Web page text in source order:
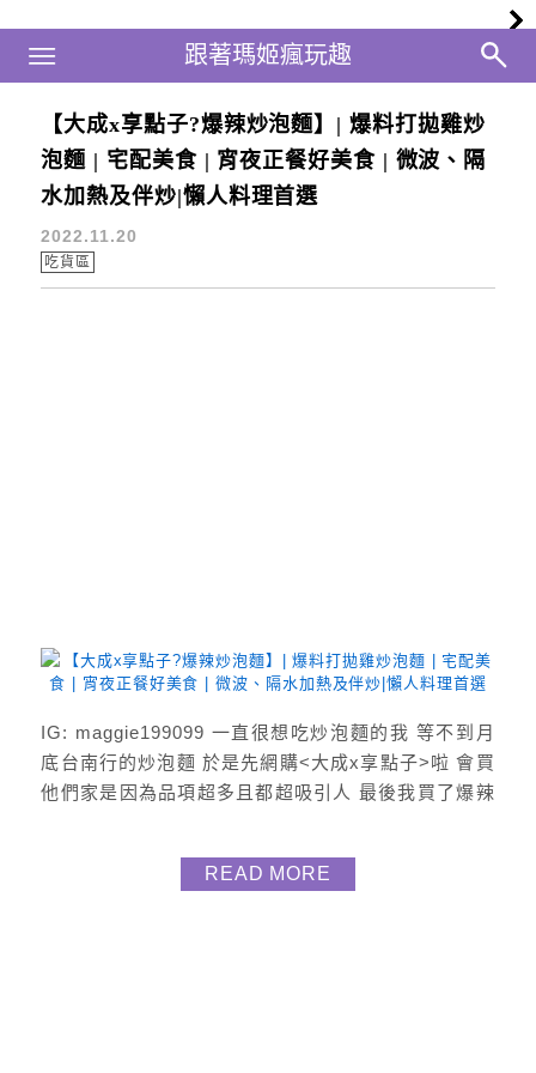
跟著瑪姬瘋玩趣
跟著瑪姬瘋玩趣
Main Menu
大成享點子
【大成x享點子?爆辣炒泡麵】| 爆料打拋雞炒
泡麵 | 宅配美食 | 宵夜正餐好美食 | 微波、隔
水加熱及伴炒|懶人料理首選
2022.11.20
吃貨區
IG: maggie199099 一直很想吃炒泡麵的我 等不到月
底台南行的炒泡麵 於是先網購<大成x享點子>啦 會買
他們家是因為品項超多且都超吸引人 最後我買了爆辣
歡店家特製的麻辣醬很香 每包裡面有著高麗菜、紅蘿
READ MORE